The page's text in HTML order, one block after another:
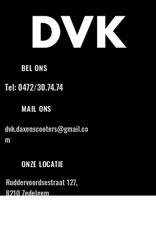
BEL ONS
Tel: 0472/30.74.74
MAIL ONS
dvk.daxenscooters@gmail.co
m
ONZE LOCATIE
Ruddervoordsestraat 127,
8210 Zedelgem